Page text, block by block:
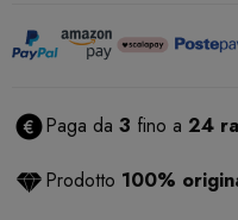
Paga da 3 fino a 24
Prodotto 100%